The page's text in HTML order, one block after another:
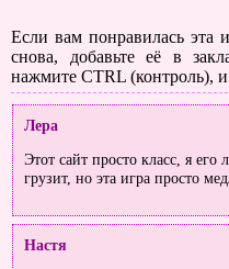
Если вам понравилась эта
снова, добавьте её в
нажмите CTRL (контроль),
Лера
Этот сайт просто класс, я
грузит, но эта игра просто
Настя